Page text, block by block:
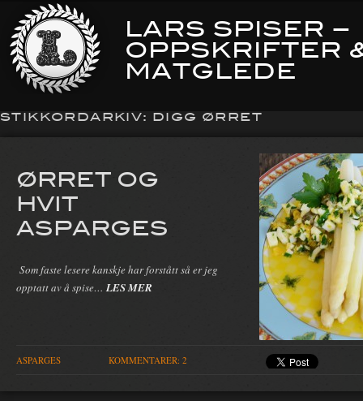
LARS SPISER –
OPPSKRIFTER
MATGLEDE
STIKKORDARKIV: DIGG ØRRET
ØRRET OG
HVIT
ASPARGES
Som faste lesere kanskje har forstått så er jeg
opptatt av å spise…LES MER
ASPARGES KOMMENTARER: 2